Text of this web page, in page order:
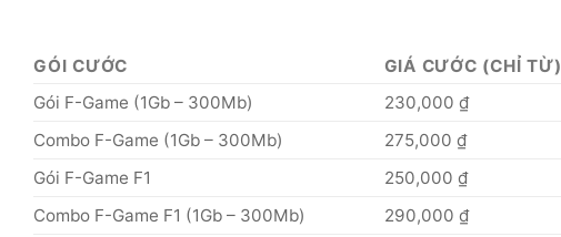
GÓI CƯỚC GIÁ CƯỚC (CHỈ TỪ)
Gói F-Game (1Gb – 300Mb)
230,000 ₫
Combo F-Game (1Gb – 300Mb)
275,000 ₫
Gói F-Game F1
250,000 ₫
Combo F-Game F1 (1Gb – 300Mb)
290,000 ₫